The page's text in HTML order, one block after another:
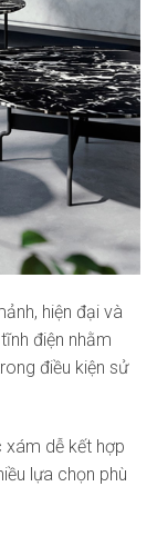
hiện đại và
điện nhằm
điều kiện sử
xám dễ kết hợp
lựa chọn phù